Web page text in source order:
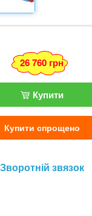
26 760 грн
Купити
Купити спрощено
Зворотній звязок